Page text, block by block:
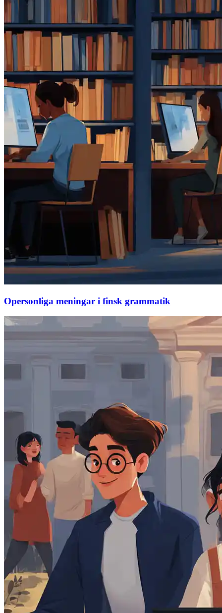
Opersonliga meningar i finsk grammatik